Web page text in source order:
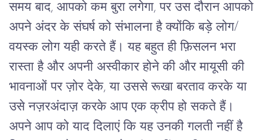
समय बाद, आपको कम बुरा लगेगा, पर उस दौरान आपको
अपने अंदर के संघर्ष को संभालना है क्योंकि बड़े लोग/
वयस्क लोग यही करते हैं। यह बहुत ही फ़िसलन भरा
रास्ता है और अपनी अस्वीकार होने की और मायूसी की
भावनाओं पर ज़ोर देके, या उससे रूखा बरताव करके या
उसे नज़रअंदाज़ करके आप एक क्रीप हो सकते हैं।
अपने आप को याद दिलाएं कि यह उनकी गलती नहीं है